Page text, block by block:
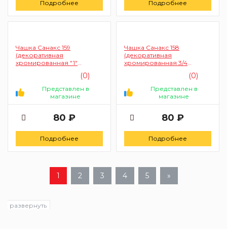
Подробнее Подробнее
Чашка Санакс 159
(декоративная
хромированная "1"
(0)
Представлен в
магазине
80 ₽
Подробнее
Чашка Санакс 158
(декоративная
хромированная 3/4
(0)
Представлен в
магазине
80 ₽
Подробнее
1 2 3 4 5 »
развернуть